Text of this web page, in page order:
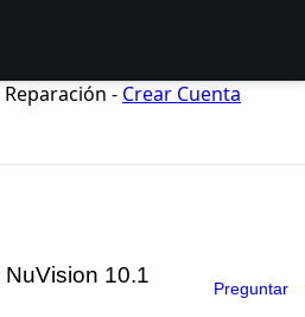
- Crear Cuenta
10.1
Preguntar